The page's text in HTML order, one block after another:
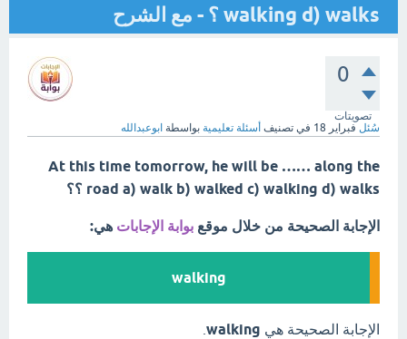
walking d) walks ؟ - مع الشرح
0
تصويتات
سُئل فبراير 18 في تصنيف أسئلة تعليمية بواسطة ابوعبدالله
At this time tomorrow, he will be …… along the
road a) walk b) walked c) walking d) walks ؟؟
الإجابة الصحيحة من خلال موقع بوابة الإجابات هي:
walking
الإجابة الصحيحة هي walking